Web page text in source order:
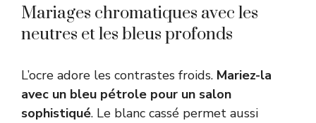
Mariages chromatiques avec les
neutres et les bleus profonds
L’ocre adore les contrastes froids. Mariez-la
avec un bleu pétrole pour un salon
sophistiqué. Le blanc cassé permet aussi